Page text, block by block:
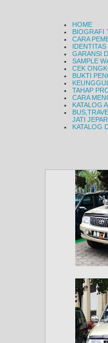
HOME
BIOGRAFI
CARA
IDENTITAS
GARANSI
SAMPLE
CEK
BUKTI
TAHAP
CARA
KATALOG
JATI
KATALOG